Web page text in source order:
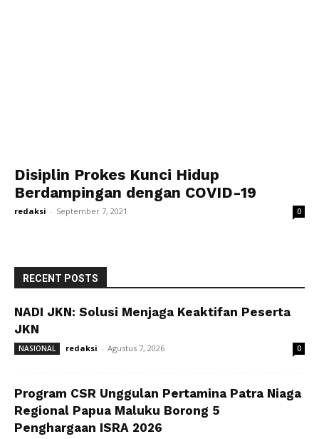
Disiplin Prokes Kunci Hidup
Berdampingan dengan COVID-19
redaksi - September 7, 2021 0
RECENT POSTS
NADI JKN: Solusi Menjaga Keaktifan Peserta
JKN
NASIONAL redaksi - Agustus 7, 2026 0
Program CSR Unggulan Pertamina Patra Niaga
Regional Papua Maluku Borong 5
Penghargaan ISRA 2026